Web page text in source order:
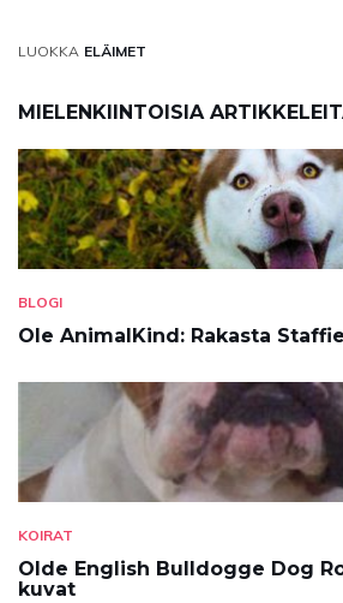
LUOKKA ELÄIMET
MIELENKIINTOISIA
BLOGI
Ole AnimalKind: Rakasta
KOIRAT
Olde English Bulldogge Dog
kuvat